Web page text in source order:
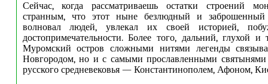
Сейчас, когда рассматриваешь остатки строений
странным, что этот ныне безлюдный и заброшенный
волновал людей, увлекал их своей историей,
достопримечательности. Более того, дальний, глухой и
Муромский остров сложными нитями легенды
Новгородом, но и с самыми прославленными святынями
русского средневековья — Константинополем, Афоном,